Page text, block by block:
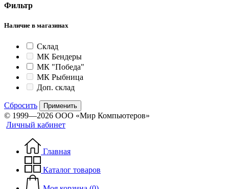
Фильтр
Наличие в магазинах
Склад
МК Бендеры
МК "Победа"
МК Рыбница
Доп. склад
Сбросить Применить
© 1999—2026 ООО «Мир Компьютеров»
Личный кабинет
Главная
Каталог товаров